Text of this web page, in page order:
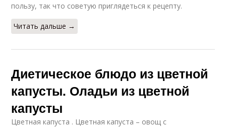
пользу, так что советую приглядеться к рецепту.
Читать дальше →
Диетическое блюдо из цветной
капусты. Оладьи из цветной
капусты
Цветная капуста . Цветная капуста – овощ с